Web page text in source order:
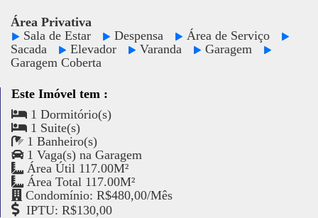
Área Privativa
Sala de Estar
Despensa
Área de Serviço
Sacada
Elevador Varanda
Garagem
Garagem Coberta
Este Imóvel tem :
1 Dormitório(s)
1 Suite(s)
1 Banheiro(s)
1 Vaga(s) na Garagem
Área Útil 117.00M²
Área Total 117.00M²
Condomínio: R$480,00/Mês
IPTU: R$130,00